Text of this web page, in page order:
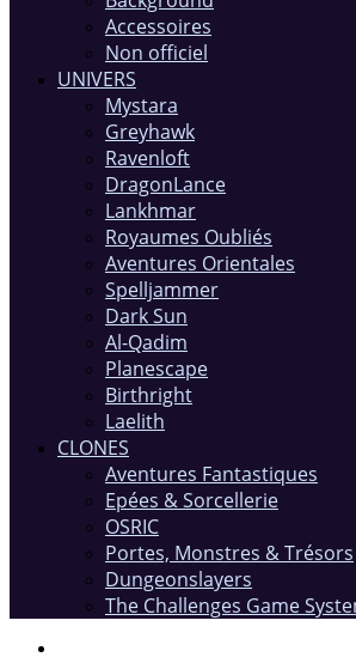
Accessoires
Non officiel
UNIVERS
Mystara
Greyhawk
Ravenloft
DragonLance
Lankhmar
Royaumes Oubliés
Aventures Orientales
Spelljammer
Dark Sun
Al-Qadim
Planescape
Birthright
Laelith
CLONES
Aventures Fantastiques
Epées & Sorcellerie
OSRIC
Portes, Monstres & Trésors
Dungeonslayers
The Challenges Game